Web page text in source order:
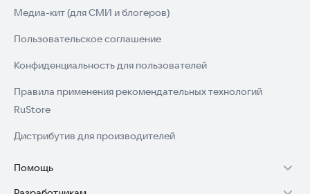
Медиа-кит (для СМИ и блогеров)
Пользовательское соглашение
Конфиденциальность для пользователей
Правила применения рекомендательных технологий
RuStore
Дистрибутив для производителей
Помощь